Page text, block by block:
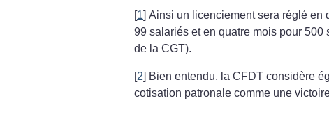
[1] Ainsi un licenciement sera réglé en
99 salariés et en quatre mois pour 500
de la CGT).
[2] Bien entendu, la CFDT considère
cotisation patronale comme une